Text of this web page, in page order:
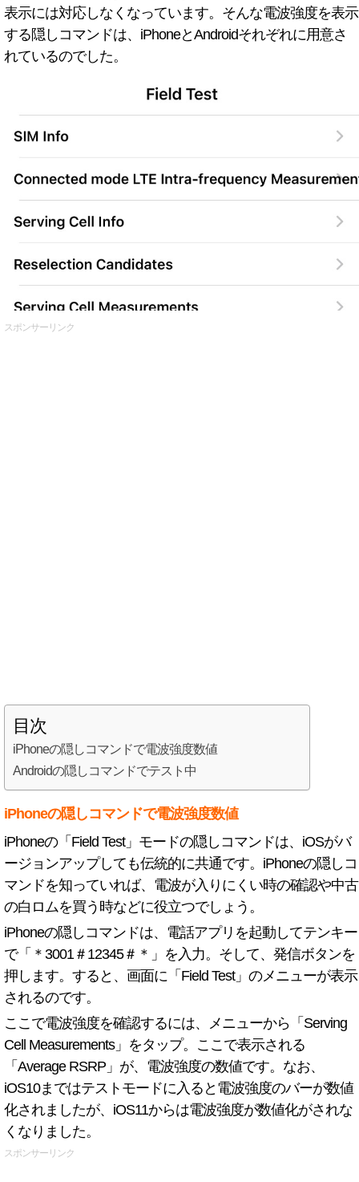
表示には対応しなくなっています。そんな電波強度を表示
する隠しコマンドは、iPhoneとAndroidそれぞれに用意さ
れているのでした。
スポンサーリンク
目次
iPhoneの隠しコマンドで電波強度数値
Androidの隠しコマンドでテスト中
iPhoneの隠しコマンドで電波強度数値
iPhoneの「Field Test」モードの隠しコマンドは、iOSがバ
ージョンアップしても伝統的に共通です。iPhoneの隠しコ
マンドを知っていれば、電波が入りにくい時の確認や中古
の白ロムを買う時などに役立つでしょう。
iPhoneの隠しコマンドは、電話アプリを起動してテンキー
で「＊3001＃12345＃＊」を入力。そして、発信ボタンを
押します。すると、画面に「Field Test」のメニューが表示
されるのです。
ここで電波強度を確認するには、メニューから「Serving
Cell Measurements」をタップ。ここで表示される
「Average RSRP」が、電波強度の数値です。なお、
iOS10まではテストモードに入ると電波強度のバーが数値
化されましたが、iOS11からは電波強度が数値化がされな
くなりました。
スポンサーリンク